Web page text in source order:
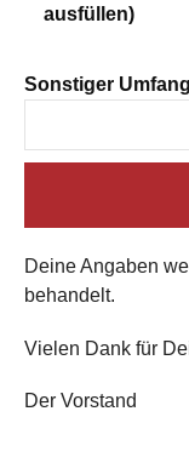
ausfüllen)
Sonstiger Umfang
l
t
r
Deine Angaben
behandelt.
Vielen Dank für
Der Vorstand